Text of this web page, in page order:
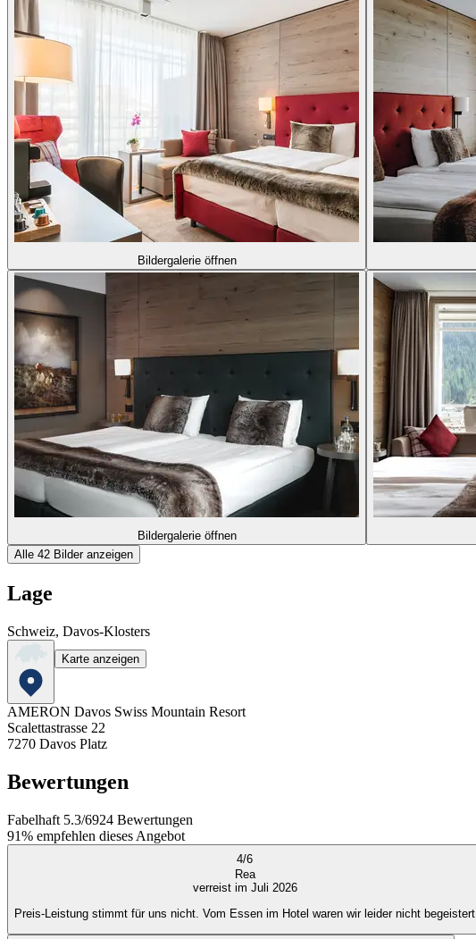
Bildergalerie öffnen
Bildergalerie öffnen
Alle 42 Bilder anzeigen
Lage
Schweiz, Davos-Klosters
Karte anzeigen
AMERON Davos Swiss Mountain Resort
Scalettastrasse 22
7270 Davos Platz
Bewertungen
Fabelhaft 5.3/6924 Bewertungen
91% empfehlen dieses Angebot
4/6
Rea
verreist im Juli 2026
Preis-Leistung stimmt für uns nicht. Vom Essen im Hotel waren wir leider nicht begeistert